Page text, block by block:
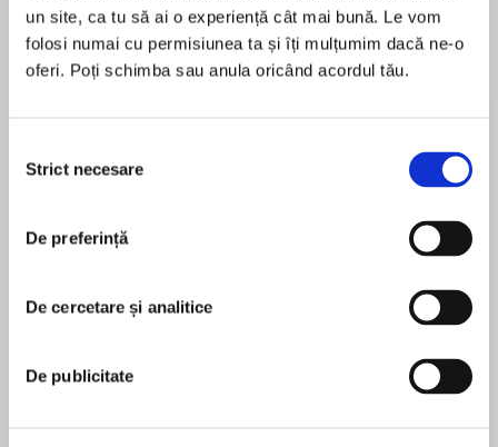
un site, ca tu să ai o experiență cât mai bună. Le vom
folosi numai cu permisiunea ta și îți mulțumim dacă ne-o
oferi. Poți schimba sau anula oricând acordul tău.
consimțământului
Strict necesare
De preferință
De cercetare și analitice
De publicitate
Desprecarte
TREASURE OR TREACHERY?
State, its imposing cliffs warning away visitors.
inheritance and the rambling manor house that
dominates the landscape. He has a vision to
overworked city dwellers. But when the broken
body of his business partner is found at the
wasn’t an accident.
În acest moment nu există recenzii
Heather Graham
New York Times and USA Today bestselling
author Heather Graham has written more than a